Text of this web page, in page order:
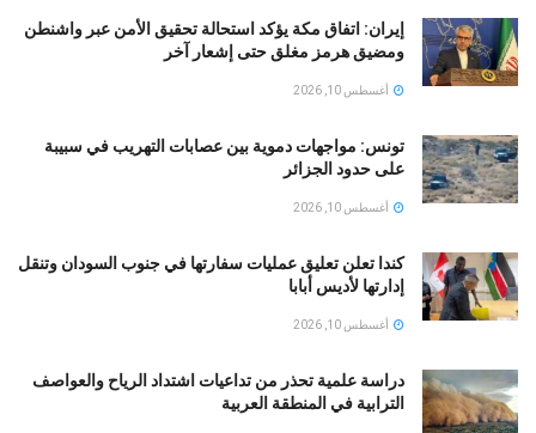
إيران: اتفاق مكة يؤكد استحالة تحقيق الأمن عبر واشنطن
ومضيق هرمز مغلق حتى إشعار آخر
أغسطس 10, 2026
تونس: مواجهات دموية بين عصابات التهريب في سبيبة
على حدود الجزائر
أغسطس 10, 2026
كندا تعلن تعليق عمليات سفارتها في جنوب السودان وتنقل
إدارتها لأديس أبابا
أغسطس 10, 2026
دراسة علمية تحذر من تداعيات اشتداد الرياح والعواصف
الترابية في المنطقة العربية